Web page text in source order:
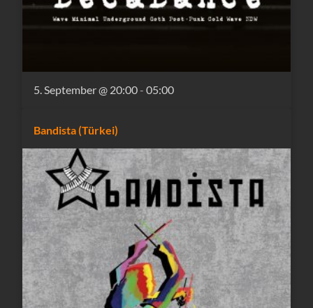
5. September @ 20:00-05:00
Bandista (Türkei)